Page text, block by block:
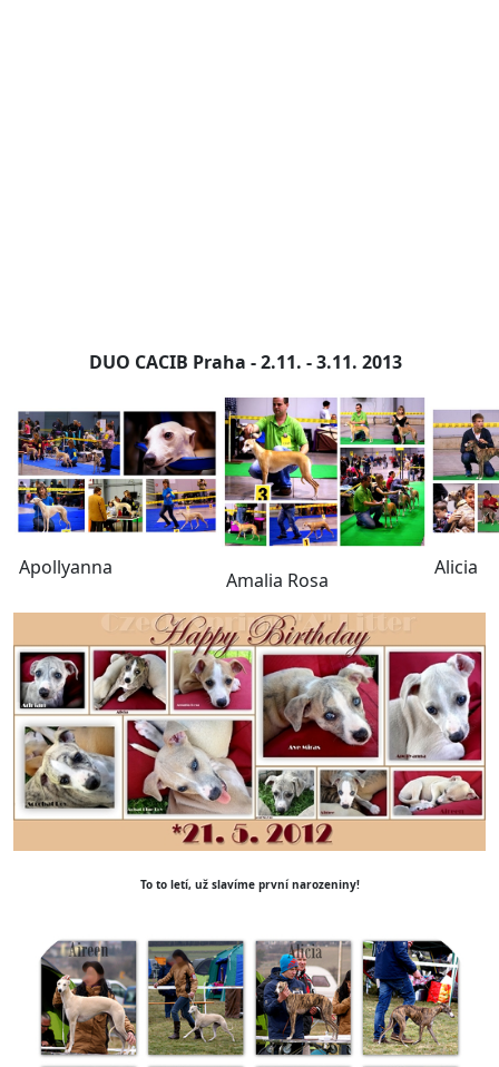
DUO CACIB Praha - 2.11. - 3.11. 2013
Apollyanna
Amalia Rosa
Alicia
To to letí, už slavíme první narozeniny!